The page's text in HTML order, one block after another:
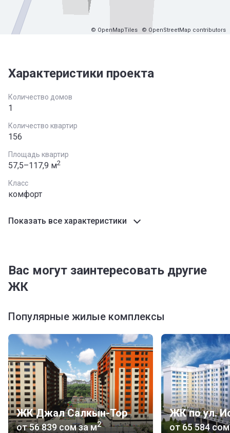
© OpenMapTiles © OpenStreetMap contributors
Характеристики проекта
Количество домов
1
Количество квартир
156
Площадь квартир
57,5–117,9 м2
Класс
комфорт
Показать все характеристики
Вас могут заинтересовать другие
ЖК
Популярные жилые комплексы
ЖК Джал Салкын-Тор
от‍56 839 сомза м2 от‍65 584 сом